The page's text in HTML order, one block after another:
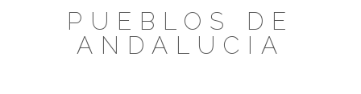
PUEBLOS DE
ANDALUCIA